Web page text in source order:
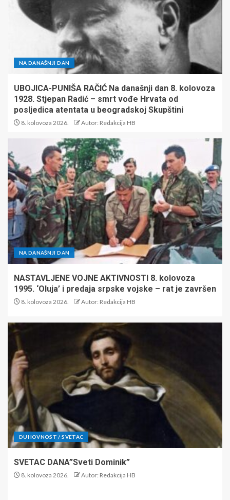
NA DANAŠNJI DAN
UBOJICA-PUNIŠA RAČIĆ Na današnji dan 8. kolovoza
1928. Stjepan Radić – smrt vođe Hrvata od
posljedica atentata u beogradskoj Skupštini
8. kolovoza 2026. Autor: Redakcija HB
NA DANAŠNJI DAN
NASTAVLJENE VOJNE AKTIVNOSTI 8. kolovoza
1995. ‘Oluja’ i predaja srpske vojske – rat je završen
8. kolovoza 2026. Autor: Redakcija HB
DUHOVNOST / SVETAC
SVETAC DANA”Sveti Dominik”
8. kolovoza 2026. Autor: Redakcija HB